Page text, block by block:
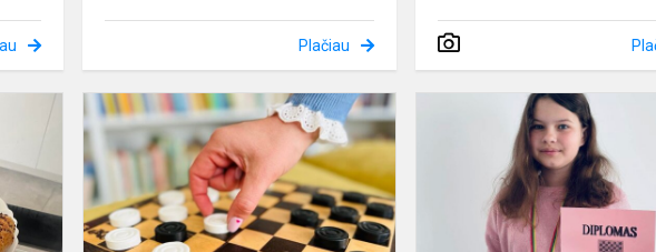
Plačiau
Prancūzų
kalba
traškieji
kruasanai
klasių
šaškių